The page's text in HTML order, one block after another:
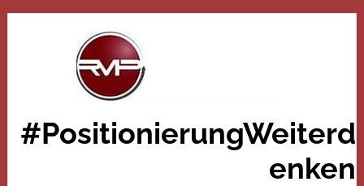
#PositionierungWeiterd
enken